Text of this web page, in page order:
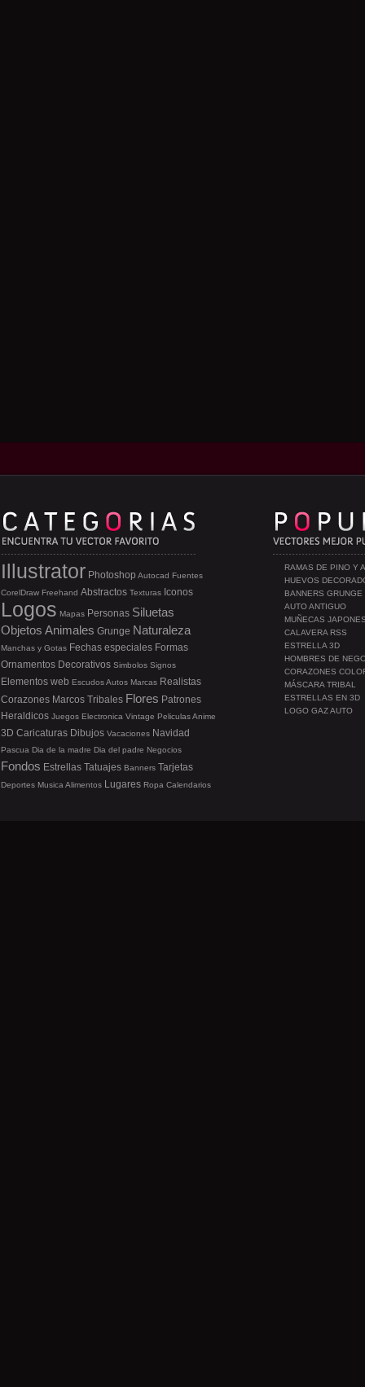
RAMAS DE PINO Y
HUEVOS
BANNERS GRUNGE
AUTO ANTIGUO
MUÑECAS
CALAVERA RSS
ESTRELLA 3D
HOMBRES DE
CORAZONES
MÁSCARA TRIBAL
ESTRELLAS EN 3D
LOGO GAZ AUTO
Illustrator Photoshop Autocad Fuentes
CorelDraw Freehand Abstractos Texturas Iconos
Logos Mapas Personas Siluetas
Objetos Animales Grunge Naturaleza
Manchas y Gotas Fechas especiales Formas
Ornamentos Decorativos Simbolos Signos
Elementos web EscudosAutos Marcas Realistas
Corazones Marcos Tribales Flores Patrones
Heraldicos Juegos Electronica Vintage PeliculasAnime
3D Caricaturas Dibujos Vacaciones Navidad
Pascua Dia de la madre Dia del padre Negocios
Fondos Estrellas Tatuajes Banners Tarjetas
Deportes Musica Alimentos Lugares Ropa Calendarios